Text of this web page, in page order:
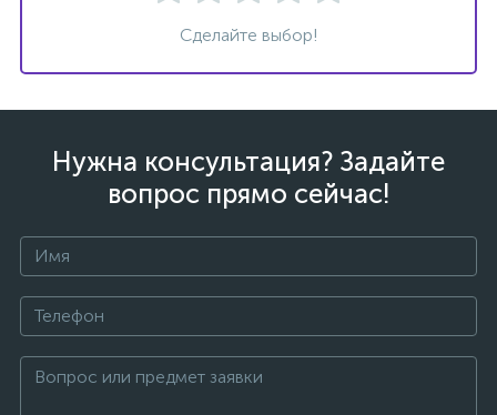
Сделайте выбор!
Нужна консультация? Задайте
вопрос прямо сейчас!